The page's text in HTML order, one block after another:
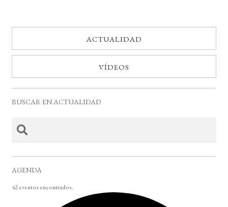
ACTUALIDAD
VÍDEOS
BUSCAR EN ACTUALIDAD
AGENDA
42 eventos encontrados.